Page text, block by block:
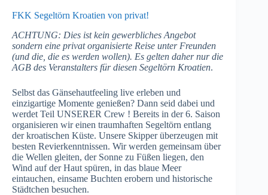
FKK Segeltörn Kroatien von privat!
ACHTUNG: Dies ist kein gewerbliches Angebot
sondern eine privat organisierte Reise unter Freunden
(und die, die es werden wollen). Es gelten daher nur die
AGB des Veranstalters für diesen Segeltörn Kroatien.
Selbst das Gänsehautfeeling live erleben und
einzigartige Momente genießen? Dann seid dabei und
werdet Teil UNSERER Crew ! Bereits in der 6. Saison
organisieren wir einen traumhaften Segeltörn entlang
der kroatischen Küste. Unsere Skipper überzeugen mit
besten Revierkenntnissen. Wir werden gemeinsam über
die Wellen gleiten, der Sonne zu Füßen liegen, den
Wind auf der Haut spüren, in das blaue Meer
eintauchen, einsame Buchten erobern und historische
Städtchen besuchen.